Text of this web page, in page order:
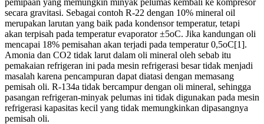
secara gravitasi. Sebagai contoh R-22 dengan 10% mineral oil
merupakan larutan yang baik pada kondensor temperatur, tetapi
akan terpisah pada temperatur evaporator ±5oC. Jika kandungan oli
mencapai 18% pemisahan akan terjadi pada temperatur 0,5oC[1].
Amonia dan CO2 tidak larut dalam oli mineral oleh sebab itu
pemakaian refrigeran ini pada mesin refrigerasi besar tidak menjadi
masalah karena pencampuran dapat diatasi dengan memasang
pemisah oli. R-134a tidak bercampur dengan oli mineral, sehingga
pasangan refrigeran-minyak pelumas ini tidak digunakan pada mesin
refrigerasi kapasitas kecil yang tidak memungkinkan dipasangnya
pemisah oli.